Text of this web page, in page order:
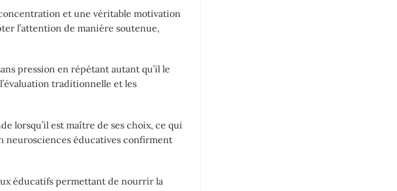
et une véritable motivation
l’attention de manière soutenue,
pression en répétant autant qu’il le
traditionnelle et les
lorsqu’il est maître de ses choix, ce qui
neurosciences éducatives confirment
éducatifs permettant de nourrir la